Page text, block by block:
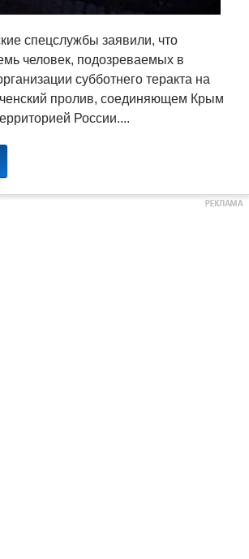
спецслужбы заявили, что
человек, подозреваемых в
субботнего теракта на
пролив, соединяющем Крым
России....